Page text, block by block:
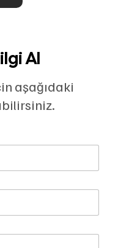
Al
aşağıdaki